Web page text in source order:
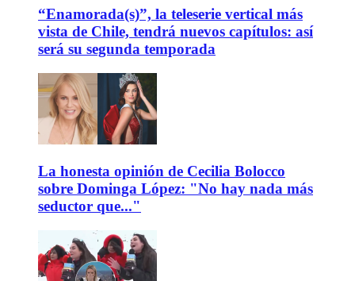
“Enamorada(s)”, la teleserie vertical más
vista de Chile, tendrá nuevos capítulos: así
será su segunda temporada
La honesta opinión de Cecilia Bolocco
sobre Dominga López: "No hay nada más
seductor que..."